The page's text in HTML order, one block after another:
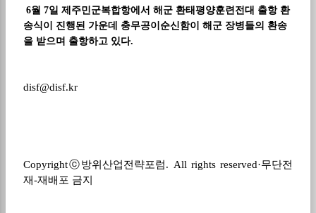
6월 7일 제주민군복합항에서 해군 환태평양훈련전대 출항 환
송식이 진행된 가운데 충무공이순신함이 해군 장병들의 환송
을 받으며 출항하고 있다.
disf@disf.kr
Copyrightⓒ방위산업전략포럼. All rights reserved·무단전
재-재배포 금지